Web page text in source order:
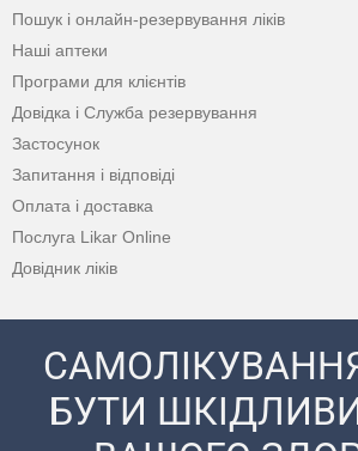
Пошук і онлайн-резервування ліків
Наші аптеки
Програми для клієнтів
Довідка і Служба резервування
Застосунок
Запитання і відповіді
Оплата і доставка
Послуга Likar Online
Довідник ліків
БУТИ